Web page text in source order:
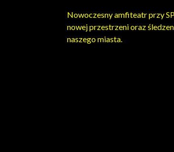
Nowoczesny amfiteatr przy
nowej przestrzeni oraz
naszego miasta.